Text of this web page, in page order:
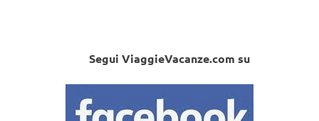
Segui ViaggieVacanze.com su